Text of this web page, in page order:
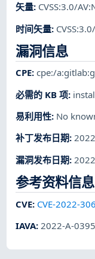
矢量: CVSS:3.0/
时间矢量:
漏洞信息
CPE:cpe:/
必需的 KB 项:
易利用性: No
补丁发布日期:
漏洞发布日期:
参考资料信息
CVE: CVE-2022-
IAVA: 2022-A-